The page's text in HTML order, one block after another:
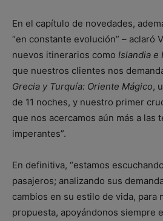
En el capítulo de novedades,
“en constante evolución” – aclaró
nuevos itinerarios como Islandia e
que nuestros clientes nos
Grecia y Turquía: Oriente Mágico,
de 11 noches, y nuestro primer
que nos acercamos aún más a las
imperantes”.
En definitiva, “estamos
pasajeros; analizando sus
cambios en su estilo de vida, para
propuesta, apoyándonos siempre